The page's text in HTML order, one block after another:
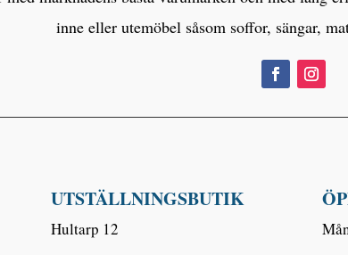
inne eller utemöbel såsom soffor, sängar,
UTSTÄLLNINGSBUTIK
Hultarp 12